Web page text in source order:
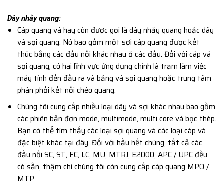
Dây nhảy quang:
Cáp quang vá hay còn được gọi là dây nhảy quang hoặc dây
vá sợi quang. Nó bao gồm một sợi cáp quang được kết
thúc bằng các đầu nối khác nhau ở các đầu. Đối với cáp vá
sợi quang, có hai lĩnh vực ứng dụng chính là trạm làm việc
máy tính đến đầu ra và bảng vá sợi quang hoặc trung tâm
phân phối kết nối chéo quang.
Chúng tôi cung cấp nhiều loại dây vá sợi khác nhau bao gồm
các phiên bản đơn mode, multimode, multi core và bọc thép.
Bạn có thể tìm thấy các loại sợi quang và các loại cáp vá
đặc biệt khác tại đây. Đối với hầu hết chúng, tất cả các
đầu nối SC, ST, FC, LC, MU, MTRJ, E2000, APC / UPC đều
có sẵn, thậm chí chúng tôi còn cung cấp cáp quang MPO /
MTP